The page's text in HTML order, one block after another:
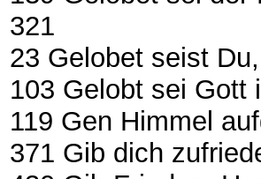
321
23 Gelobet seist
103 Gelobt sei
119 Gen Himmel
371 Gib dich